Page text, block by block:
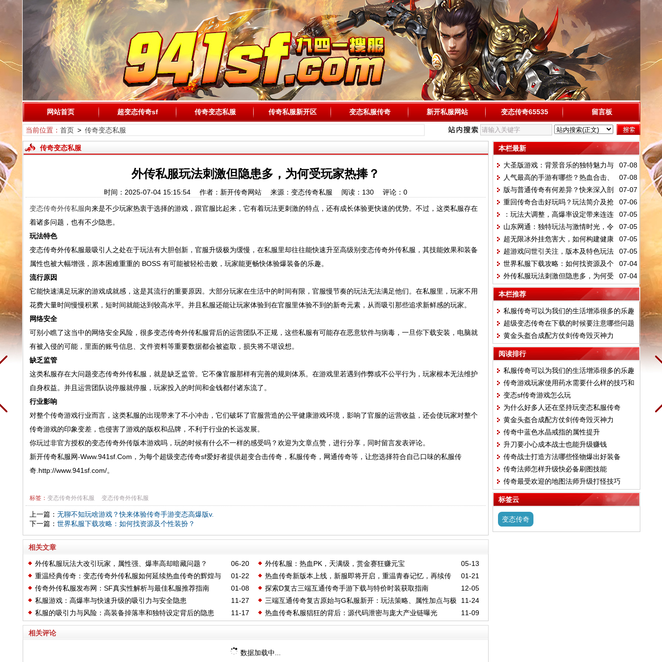
网站首页 超变态传奇sf 传奇变态私服 传奇私服新开区 变态私服传奇 新开私服网站 变态传奇65535 留言板
当前位置： 首页> 传奇变态私服
传奇变态私服
外传私服玩法刺激但隐患多，为何受玩家热捧？
时间：2025-07-04 15:15:54 作者：新开传奇网站 来源：变态传奇私服 阅读： 130评论： 0
变态传奇外传私服向来是不少玩家热衷于选择的游戏，跟官服比起来，它有着玩法更刺激的特点，还有成长体验更快速的优势。不过，这类私服存在
着诸多问题，也有不少隐患。
玩法特色
变态传奇外传私服最吸引人之处在于玩法有大胆创新，官服升级极为缓慢，在私服里却往往能快速升至高级别变态传奇外传私服，其技能效果和装备
属性也被大幅增强，原本困难重重的 BOSS 有可能被轻松击败，玩家能更畅快体验爆装备的乐趣。
流行原因
它能快速满足玩家的游戏成就感，这是其流行的重要原因。大部分玩家在生活中的时间有限，官服慢节奏的玩法无法满足他们。在私服里，玩家不用
花费大量时间慢慢积累，短时间就能达到较高水平。并且私服还能让玩家体验到在官服里体验不到的新奇元素，从而吸引那些追求新鲜感的玩家。
网络安全
可别小瞧了这当中的网络安全风险，很多变态传奇外传私服背后的运营团队不正规，这些私服有可能存在恶意软件与病毒，一旦你下载安装，电脑就
有被入侵的可能，里面的账号信息、文件资料等重要数据都会被盗取，损失将不堪设想。
缺乏监管
这类私服存在大问题变态传奇外传私服，就是缺乏监管。它不像官服那样有完善的规则体系。在游戏里若遇到作弊或不公平行为，玩家根本无法维护
自身权益。并且运营团队说停服就停服，玩家投入的时间和金钱都付诸东流了。
行业影响
对整个传奇游戏行业而言，这类私服的出现带来了不小冲击，它们破坏了官服营造的公平健康游戏环境，影响了官服的运营收益，还会使玩家对整个
传奇游戏的印象变差，也侵害了游戏的版权和品牌，不利于行业的长远发展。
你玩过非官方授权的变态传奇外传版本游戏吗，玩的时候有什么不一样的感受吗？欢迎为文章点赞，进行分享，同时留言发表评论。
新开传奇私服网-Www.941sf.Com，为每个超级变态传奇sf爱好者提供超变合击传奇，私服传奇，网通传奇等，让您选择符合自己口味的私服传
奇.http://www.941sf.com/。
标签： 变态传奇外传私服 变态传奇外传私服
上一篇： 无聊不知玩啥游戏？快来体验传奇手游变态高爆版v.
下一篇： 世界私服下载攻略：如何找资源及个性装扮？
相关文章
06-20
外传私服玩法大改引玩家，属性强、爆率高却暗藏问题？ 05-13
外传私服：热血PK，天满级，赏金赛狂赚元宝
01-22
重温经典传奇：变态传奇外传私服如何延续热血传奇的辉煌与
魅力
01-21
热血传奇新版本上线，新服即将开启，重温青春记忆，再续传
奇篇章
01-08
传奇外传私服发布网：SF真实性解析与最佳私服推荐指南 12-05
探索D复古三端互通传奇手游下载与特价时装获取指南
11-27
私服游戏：高爆率与快速升级的吸引力与安全隐患 11-24
三端互通传奇复古原始与G私服新开：玩法策略、属性加点与极
品合击提升指南
11-17
私服的吸引力与风险：高装备掉落率和独特设定背后的隐患 11-09
热血传奇私服猖狂的背后：源代码泄密与庞大产业链曝光
相关评论
数据加载中...
本栏最新
07-08
大圣版游戏：背景音乐的独特魅力与
特色
07-08
人气最高的手游有哪些？热血合击、
赤炎屠龙等你来玩
07-07
版与普通传奇有何差异？快来深入剖
析
07-06
重回传奇合击好玩吗？玩法简介及抢
先体验攻略大揭秘
07-05
：玩法大调整，高爆率设定带来连连
惊喜
07-05
山东网通：独特玩法与激情时光，令
人难忘的游戏记忆
07-05
超无限冰外挂危害大，如何构建健康
游戏环境？
07-05
超游戏问世引关注，版本及特色玩法
大揭秘
07-04
世界私服下载攻略：如何找资源及个
性装扮？
07-04
外传私服玩法刺激但隐患多，为何受
玩家热捧？
本栏推荐
私服传奇可以为我们的生活增添很多的乐趣
超级变态传奇在下载的时候要注意哪些问题
黄金头盔合成配方仗剑传奇毁灭神力
阅读排行
私服传奇可以为我们的生活增添很多的乐趣
传奇游戏玩家使用药水需要什么样的技巧和
方式能快速通关
变态sf传奇游戏怎么玩
为什么好多人还在坚持玩变态私服传奇
黄金头盔合成配方仗剑传奇毁灭神力
传奇中蓝色水晶戒指的属性提升
升刀要小心成本战士也能升级赚钱
传奇战士打造方法哪些怪物爆出好装备
传奇法师怎样升级快必备刷图技能
传奇最受欢迎的地图法师升级打怪技巧
标签云
变态传奇